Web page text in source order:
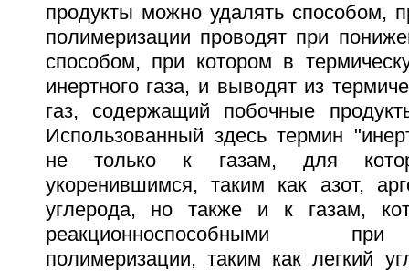
продукты можно удалять способом,
полимеризации проводят при
способом, при котором в
инертного газа, и выводят из
газ, содержащий побочные
Использованный здесь термин
не только к газам, для
укоренившимся, таким как азот,
углерода, но также и к газам,
реакционноспособными
полимеризации, таким как легкий